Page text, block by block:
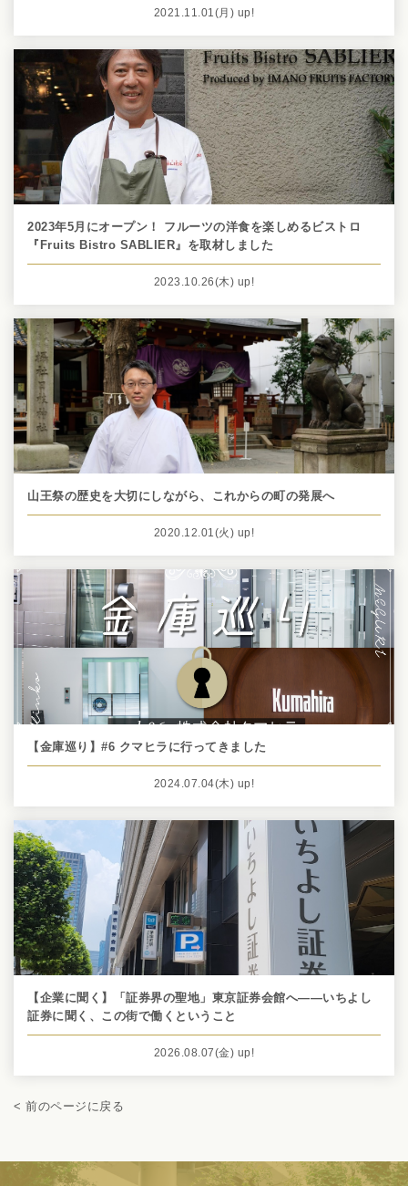
2021.11.01(月) up!
2023年5月にオープン！ フルーツの洋食を楽しめるビストロ
『Fruits Bistro SABLIER』を取材しました
2023.10.26(木) up!
山王祭の歴史を大切にしながら、これからの町の発展へ
2020.12.01(火) up!
【金庫巡り】#6 クマヒラに行ってきました
2024.07.04(木) up!
【企業に聞く】「証券界の聖地」東京証券会館へ――いちよし
証券に聞く、この街で働くということ
2026.08.07(金) up!
< 前のページに戻る